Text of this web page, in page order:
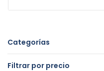
Categorías
Filtrar por precio